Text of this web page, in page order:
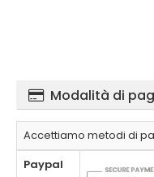
Modalità di
Accettiamo metodi di
Paypal